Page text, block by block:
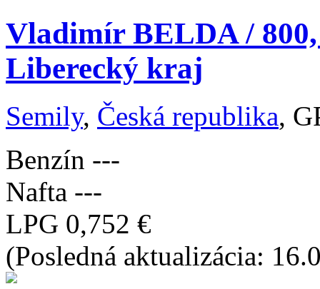
Vladimír BELDA /
Liberecký kraj
Semily, Česká republika,
Benzín ---
Nafta ---
LPG 0,752 €
(Posledná aktualizácia: